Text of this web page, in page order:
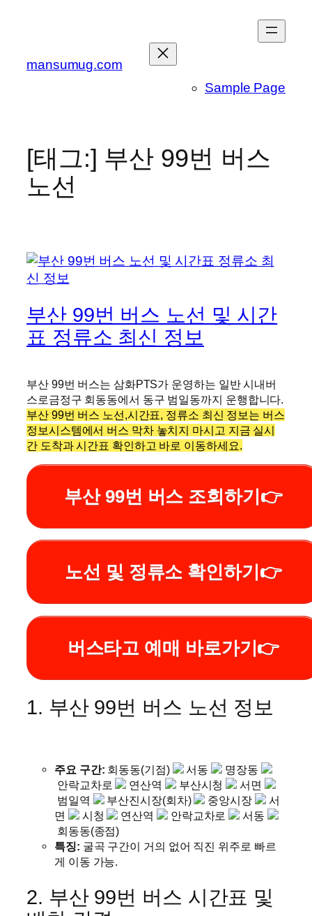
mansumug.com
Sample Page
[태그:] 부산 99번 버스
노선
부산 99번 버스 노선 및 시간
표 정류소 최신 정보
부산 99번 버스는 삼화PTS가 운영하는 일반 시내버
스로금정구 회동동에서 동구 범일동까지 운행합니다.
부산 99번 버스 노선,시간표, 정류소 최신 정보는 버스
정보시스템에서 버스 막차 놓치지 마시고 지금 실시
간 도착과 시간표 확인하고 바로 이동하세요.
부산 99번 버스 조회하기👉
노선 및 정류소 확인하기👉
버스타고 예매 바로가기👉
1. 부산 99번 버스 노선 정보
주요 구간: 회동동(기점) 서동
명장동
안락교차로
연산역 부산시청
서면
범일역
부산진시장(회차) 중앙시장
서
면
시청 연산역 안락교차로
서동
회동동(종점)
특징: 굴곡 구간이 거의 없어 직진 위주로 빠르
게 이동 가능.
2. 부산 99번 버스 시간표 및